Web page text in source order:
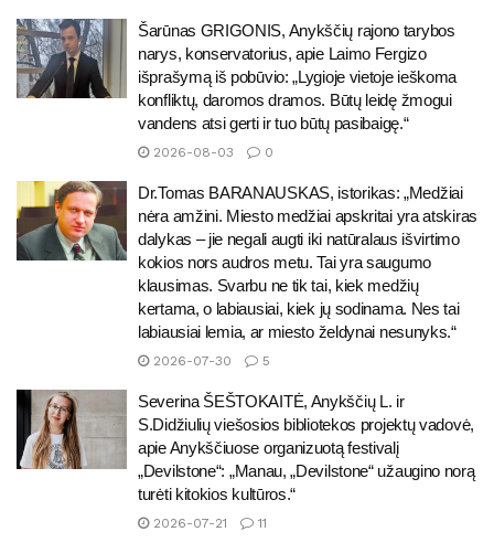
Šarūnas GRIGONIS, Anykščių rajono tarybos
narys, konservatorius, apie Laimo Fergizo
išprašymą iš pobūvio: „Lygioje vietoje ieškoma
konfliktų, daromos dramos. Būtų leidę žmogui
vandens atsi gerti ir tuo būtų pasibaigę.“
2026-08-03 0
Dr.Tomas BARANAUSKAS, istorikas: „Medžiai
nėra amžini. Miesto medžiai apskritai yra atskiras
dalykas – jie negali augti iki natūralaus išvirtimo
kokios nors audros metu. Tai yra saugumo
klausimas. Svarbu ne tik tai, kiek medžių
kertama, o labiausiai, kiek jų sodinama. Nes tai
labiausiai lemia, ar miesto želdynai nesunyks.“
2026-07-30 5
Severina ŠEŠTOKAITĖ, Anykščių L. ir
S.Didžiulių viešosios bibliotekos projektų vadovė,
apie Anykščiuose organizuotą festivalį
„Devilstone“: „Manau, „Devilstone“ užaugino norą
turėti kitokios kultūros.“
2026-07-21 11